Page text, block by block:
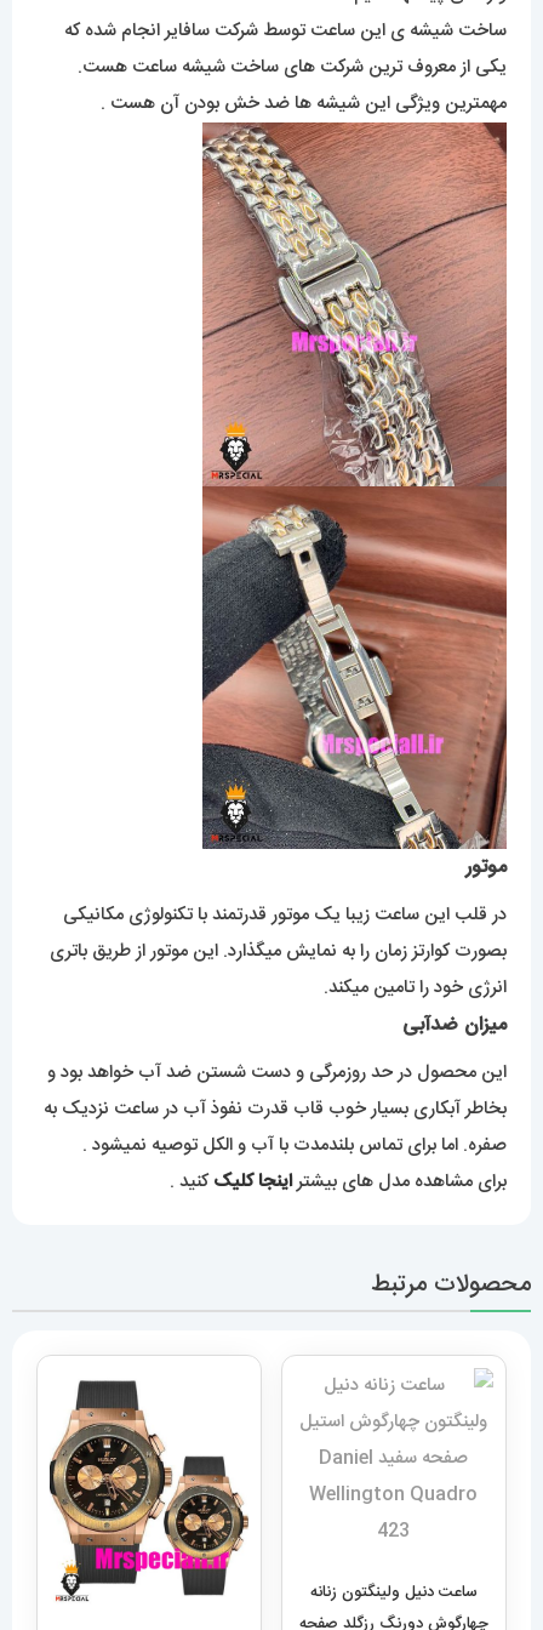
ساخت شیشه ی این ساعت توسط شرکت سافایر انجام شده که
یکی از معروف ترین شرکت های ساخت شیشه ساعت هست.
مهمترین ویژگی این شیشه ها ضد خش بودن آن هست .
موتور
در قلب این ساعت زیبا یک موتور قدرتمند با تکنولوژی مکانیکی
بصورت کوارتز زمان را به نمایش میگذارد. این موتور از طریق باتری
انرژی خود را تامین میکند.
میزان ضدآبی
این محصول در حد روزمرگی و دست شستن ضد آب خواهد بود و
بخاطر آبکاری بسیار خوب قاب قدرت نفوذ آب در ساعت نزدیک به
صفره. اما برای تماس بلندمدت با آب و الکل توصیه نمیشود .
برای مشاهده مدل های بیشتراینجا کلیککنید .
محصولات مرتبط
ساعت دنیل ولینگتون زنانه
چهارگوش دورنگ رزگلد صفحه